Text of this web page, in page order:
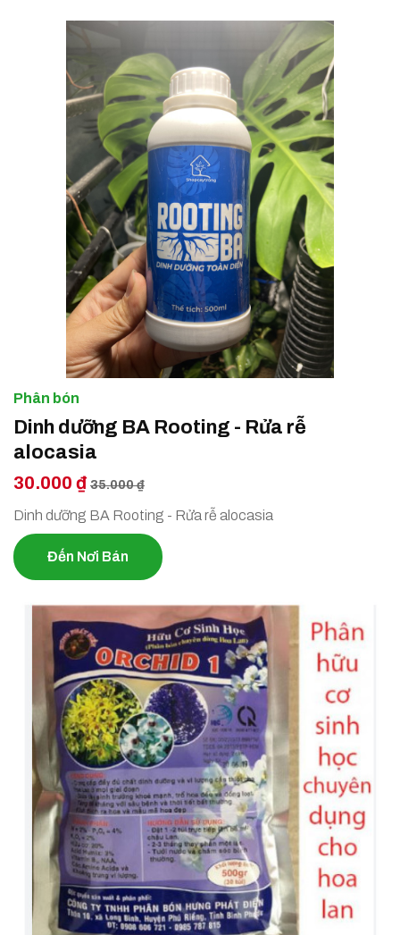
Phân bón
Dinh dưỡng BA Rooting - Rửa rễ
alocasia
30.000 ₫ 35.000 ₫
Dinh dưỡng BA Rooting - Rửa rễ alocasia
Đến Nơi Bán